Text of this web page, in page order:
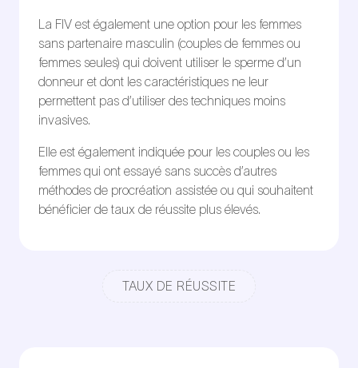
La FIV est également une option pour les femmes
sans partenaire masculin (couples de femmes ou
femmes seules) qui doivent utiliser le sperme d’un
donneur et dont les caractéristiques ne leur
permettent pas d’utiliser des techniques moins
invasives.
Elle est également indiquée pour les couples ou les
femmes qui ont essayé sans succès d’autres
méthodes de procréation assistée ou qui souhaitent
bénéficier de taux de réussite plus élevés.
TAUX DE RÉUSSITE